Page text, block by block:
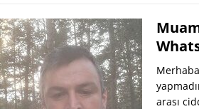
arası